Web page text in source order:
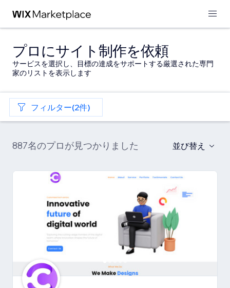
プロにサイト制作を依頼
サービスを選択し、目標の達成をサポートする厳選された専門
家のリストを表示します
フィルター(2件)
887名のプロが見つかりました 並び替え